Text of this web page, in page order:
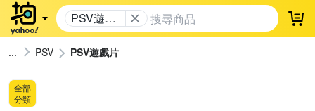
PSV遊戲
片
登
PSV PSV遊戲片
全部
分類